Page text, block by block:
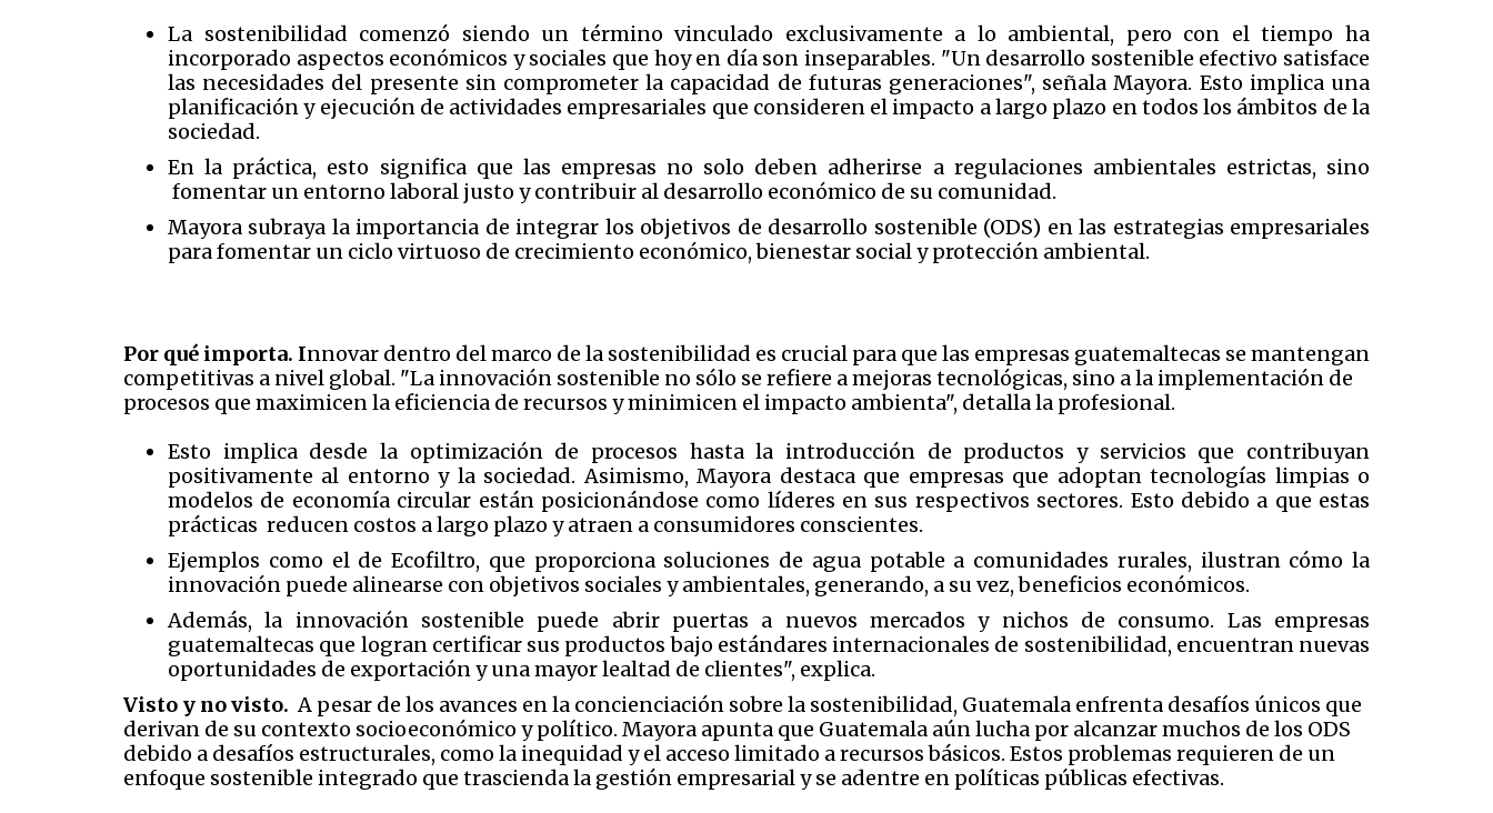
La sostenibilidad comenzó siendo un término vinculado exclusivamente a lo ambiental, pero con el tiempo ha
incorporado aspectos económicos y sociales que hoy en día son inseparables. "Un desarrollo sostenible efectivo satisface
las necesidades del presente sin comprometer la capacidad de futuras generaciones", señala Mayora. Esto implica una
planificación y ejecución de actividades empresariales que consideren el impacto a largo plazo en todos los ámbitos de la
sociedad.
En la práctica, esto significa que las empresas no solo deben adherirse a regulaciones ambientales estrictas, sino
fomentar un entorno laboral justo y contribuir al desarrollo económico de su comunidad.
Mayora subraya la importancia de integrar los objetivos de desarrollo sostenible (ODS) en las estrategias empresariales
para fomentar un ciclo virtuoso de crecimiento económico, bienestar social y protección ambiental.
Por qué importa. Innovar dentro del marco de la sostenibilidad es crucial para que las empresas guatemaltecas se mantengan
competitivas a nivel global. "La innovación sostenible no sólo se refiere a mejoras tecnológicas, sino a la implementación de
procesos que maximicen la eficiencia de recursos y minimicen el impacto ambienta", detalla la profesional.
Esto implica desde la optimización de procesos hasta la introducción de productos y servicios que contribuyan
positivamente al entorno y la sociedad. Asimismo, Mayora destaca que empresas que adoptan tecnologías limpias o
modelos de economía circular están posicionándose como líderes en sus respectivos sectores. Esto debido a que estas
prácticas reducen costos a largo plazo y atraen a consumidores conscientes.
Ejemplos como el de Ecofiltro, que proporciona soluciones de agua potable a comunidades rurales, ilustran cómo la
innovación puede alinearse con objetivos sociales y ambientales, generando, a su vez, beneficios económicos.
Además, la innovación sostenible puede abrir puertas a nuevos mercados y nichos de consumo. Las empresas
guatemaltecas que logran certificar sus productos bajo estándares internacionales de sostenibilidad, encuentran nuevas
oportunidades de exportación y una mayor lealtad de clientes", explica.
Visto y no visto.A pesar de los avances en la concienciación sobre la sostenibilidad, Guatemala enfrenta desafíos únicos que
derivan de su contexto socioeconómico y político. Mayora apunta que Guatemala aún lucha por alcanzar muchos de los ODS
debido a desafíos estructurales, como la inequidad y el acceso limitado a recursos básicos. Estos problemas requieren de un
enfoque sostenible integrado que trascienda la gestión empresarial y se adentre en políticas públicas efectivas.